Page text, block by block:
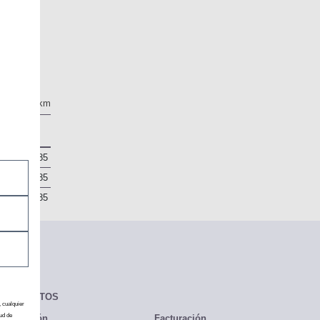
cualquier
de
kg/100 km
285
285
285
CONTACTOS